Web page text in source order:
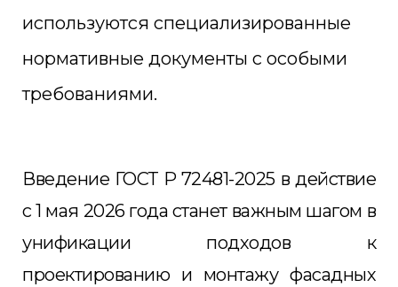
используются специализированные
нормативные документы с особыми
требованиями.
Введение ГОСТ Р 72481-2025 в действие
с 1 мая 2026 года станет важным шагом в
унификации подходов к
проектированию и монтажу фасадных